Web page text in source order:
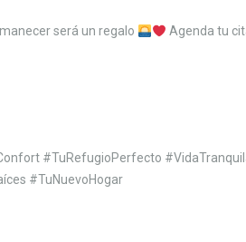
será un regalo
Agenda tu
#TuRefugioPerfecto
#TuNuevoHogar